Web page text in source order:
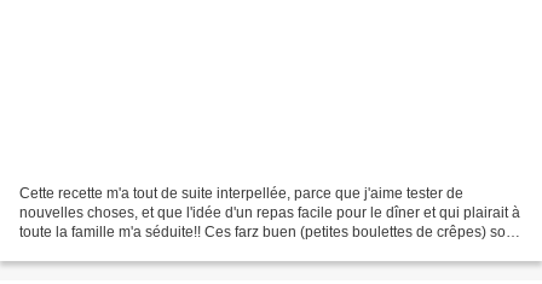
Cette recette m'a tout de suite interpellée, parce que j'aime tester de
nouvelles choses, et que l'idée d'un repas facile pour le dîner et qui plairait à
toute la famille m'a séduite!! Ces farz buen (petites boulettes de crêpes) sont